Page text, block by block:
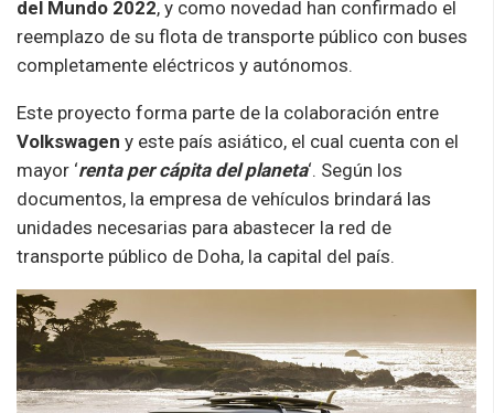
del Mundo 2022, y como novedad han confirmado el
reemplazo de su flota de transporte público con buses
completamente eléctricos y autónomos.
Este proyecto forma parte de la colaboración entre
Volkswagen y este país asiático, el cual cuenta con el
mayor ‘renta per cápita del planeta‘. Según los
documentos, la empresa de vehículos brindará las
unidades necesarias para abastecer la red de
transporte público de Doha, la capital del país.